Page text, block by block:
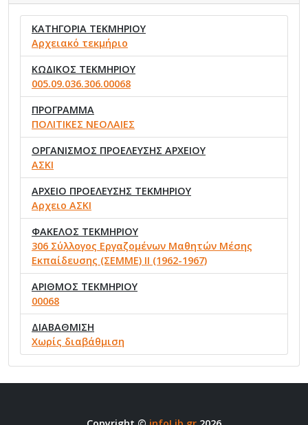
ΚΑΤΗΓΟΡΙΑ ΤΕΚΜΗΡΙΟΥ
Αρχειακό τεκμήριο
ΚΩΔΙΚΟΣ ΤΕΚΜΗΡΙΟΥ
005.09.036.306.00068
ΠΡΟΓΡΑΜΜΑ
ΠΟΛΙΤΙΚΕΣ ΝΕΟΛΑΙΕΣ
ΟΡΓΑΝΙΣΜΟΣ ΠΡΟΕΛΕΥΣΗΣ ΑΡΧΕΙΟΥ
ΑΣΚΙ
ΑΡΧΕΙΟ ΠΡΟΕΛΕΥΣΗΣ ΤΕΚΜΗΡΙΟΥ
Αρχειο ΑΣΚΙ
ΦΑΚΕΛΟΣ ΤΕΚΜΗΡΙΟΥ
306 Σύλλογος Εργαζομένων Μαθητών Μέσης
Εκπαίδευσης (ΣΕΜΜΕ) ΙΙ (1962-1967)
ΑΡΙΘΜΟΣ ΤΕΚΜΗΡΙΟΥ
00068
ΔΙΑΒΑΘΜΙΣΗ
Χωρίς διαβάθμιση